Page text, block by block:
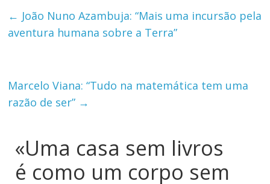
← João Nuno Azambuja: “Mais uma incursão pela
aventura humana sobre a Terra”
Marcelo Viana: “Tudo na matemática tem uma
razão de ser” →
«Uma casa sem livros
é como um corpo sem